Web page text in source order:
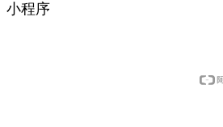
小程序